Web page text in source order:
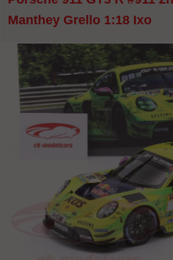
Manthey Grello 1:18 Ixo